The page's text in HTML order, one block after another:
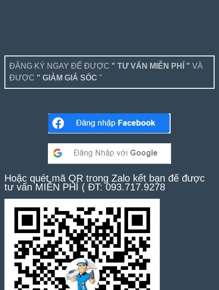
ĐĂNG KÝ NGAY ĐỂ ĐƯỢC " TƯ VẤN MIỄN PHÍ " VÀ
ĐƯỢC " GIẢM GIÁ SỐC "
Hoặc quét mã QR trong Zalo kết bạn để được
tư vấn MIỄN PHÍ ( ĐT: 093.717.9278